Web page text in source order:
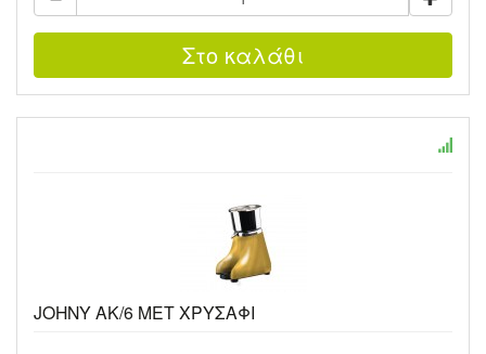
JOHNY AK/6 MET ΧΡΥΣΑΦΙ